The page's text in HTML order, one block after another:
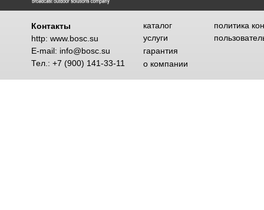
о компании
услуги
гарантия
Контакты
http: www.bosc.su
E-mail: info@bosc.su
Тел.: +7 (900) 141-33-11
каталог
политика